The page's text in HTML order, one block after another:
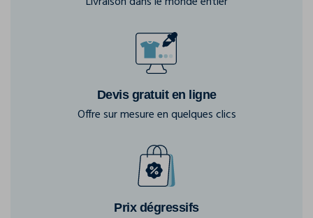
Devis gratuit en ligne
Offre sur mesure en quelques clics
Prix dégressifs